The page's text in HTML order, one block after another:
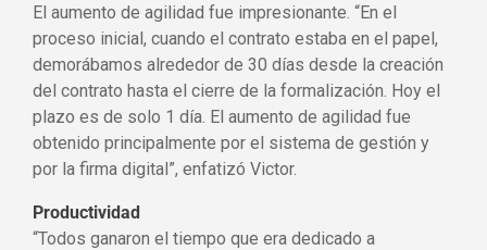
El aumento de agilidad fue impresionante. “En el
proceso inicial, cuando el contrato estaba en el papel,
demorábamos alrededor de 30 días desde la creación
del contrato hasta el cierre de la formalización. Hoy el
plazo es de solo 1 día. El aumento de agilidad fue
obtenido principalmente por el sistema de gestión y
por la firma digital”, enfatizó Victor.
Productividad
“Todos ganaron el tiempo que era dedicado a